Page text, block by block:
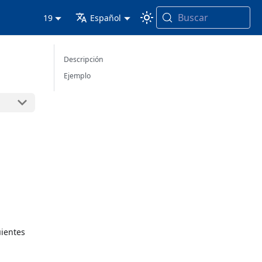
19 Español Buscar
Descripción
Ejemplo